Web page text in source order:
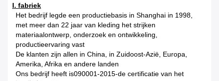
I. fabriek
Het bedrijf legde een productiebasis in Shanghai in 1998,
met meer dan 22 jaar van kleding het strijken
materiaalontwerp, onderzoek en ontwikkeling,
productieervaring vast
De klanten zijn allen in China, in Zuidoost-Azië, Europa,
Amerika, Afrika en andere landen
Ons bedrijf heeft is090001-2015-de certificatie van het